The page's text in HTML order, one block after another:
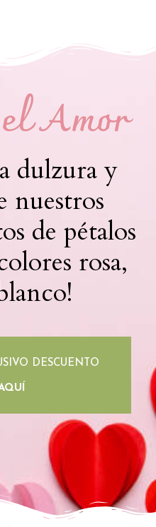
Amor
dulzura y
nuestros
de pétalos
rosa,
DESCUENTO